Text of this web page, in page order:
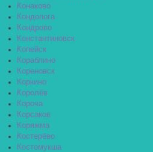
Конаково
Кондопога
Кондрово
Константиновск
Копейск
Кораблино
Кореновск
Коркино
Королёв
Короча
Корсаков
Коряжма
Костерёво
Костомукша